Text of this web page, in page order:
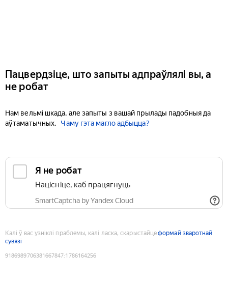
Пацвердзіце, што запыты адпраўлялі вы, а
не робат
Нам вельмі шкада, але запыты з вашай прылады падобныя да
аўтаматычных.
Чаму гэта магло адбыцца?
Я не робат
Націсніце, каб працягнуць
SmartCaptcha by Yandex Cloud
Калі ў вас узніклі праблемы, калі ласка, скарыстайцеформай зваротнай
сувязі
9186989706381667847:1786164256